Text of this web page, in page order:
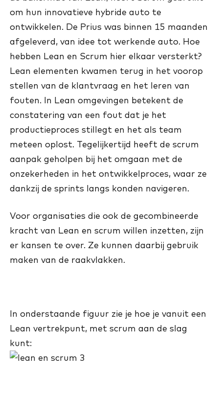
om hun innovatieve hybride auto te
ontwikkelen. De Prius was binnen 15 maanden
afgeleverd, van idee tot werkende auto. Hoe
hebben Lean en Scrum hier elkaar versterkt?
Lean elementen kwamen terug in het voorop
stellen van de klantvraag en het leren van
fouten. In Lean omgevingen betekent de
constatering van een fout dat je het
productieproces stillegt en het als team
meteen oplost. Tegelijkertijd heeft de scrum
aanpak geholpen bij het omgaan met de
onzekerheden in het ontwikkelproces, waar ze
dankzij de sprints langs konden navigeren.
Voor organisaties die ook de gecombineerde
kracht van Lean en scrum willen inzetten, zijn
er kansen te over. Ze kunnen daarbij gebruik
maken van de raakvlakken.
In onderstaande figuur zie je hoe je vanuit een
Lean vertrekpunt, met scrum aan de slag
kunt: